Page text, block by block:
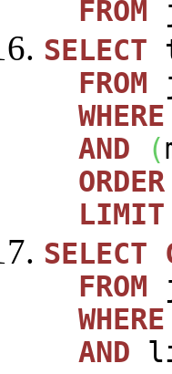
FROM
SELECT
FROM
WHERE
AND
(
ORDER
LIMIT
SELECT
FROM
WHERE
AND